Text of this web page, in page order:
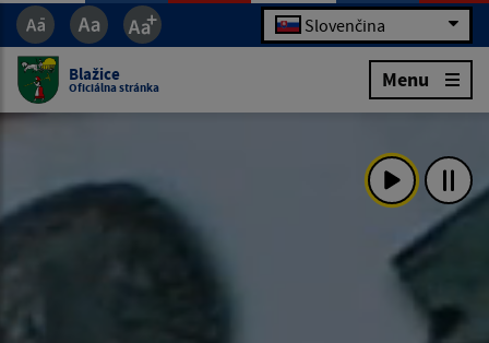
Slovenčina
Blažice
Oficiálna stránka Menu